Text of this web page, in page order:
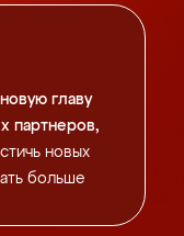
главу
партнеров,
новых
больше